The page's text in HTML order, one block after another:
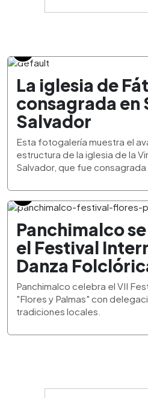
La iglesia de
consagrada en
Salvador
Esta fotogalería muestra el
estructura de la iglesia de la
Salvador, que fue consagrada
Panchimalco
el Festival
Danza
Panchimalco celebra el VII
"Flores y Palmas" con
tradiciones locales.